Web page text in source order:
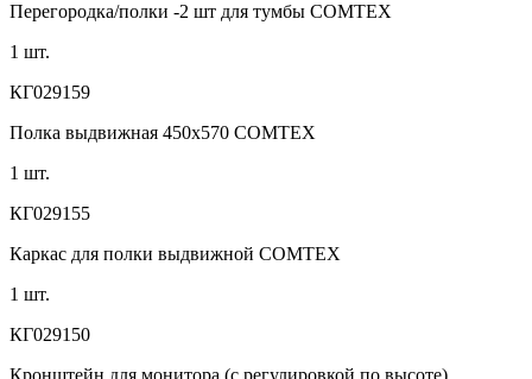
Перегородка/полки -2 шт для тумбы COMTEX
1 шт.
КГ029159
Полка выдвижная 450х570 COMTEX
1 шт.
КГ029155
Каркас для полки выдвижной COMTEX
1 шт.
КГ029150